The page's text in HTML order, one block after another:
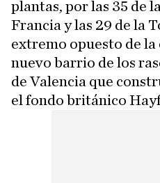
plantas, por las 35 de
Francia y las 29 de la
extremo opuesto de la
nuevo barrio de los
de Valencia que
el fondo británico